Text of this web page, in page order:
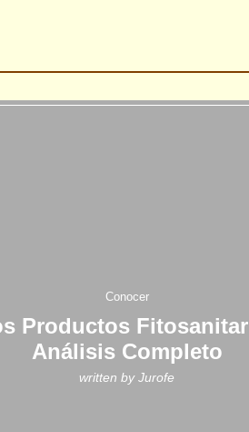
Conocer
Productos
Análisis Completo
written byJurofe